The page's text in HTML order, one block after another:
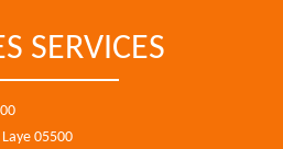
SERVICES
05500